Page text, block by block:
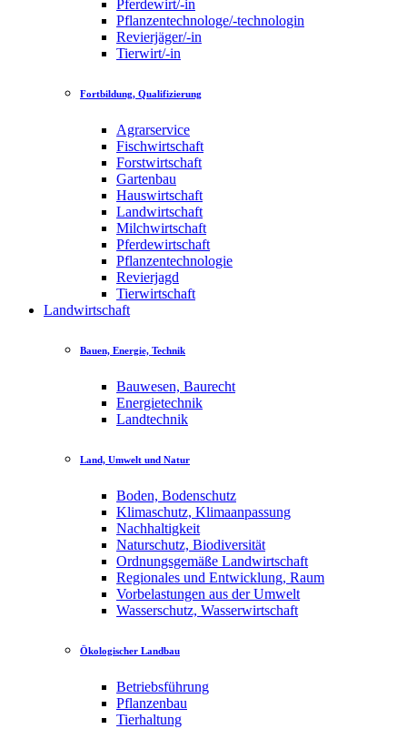
Pferdewirt/-in
Pflanzentechnologe/-technologin
Revierjäger/-in
Tierwirt/-in
Fortbildung, Qualifizierung
Agrarservice
Fischwirtschaft
Forstwirtschaft
Gartenbau
Hauswirtschaft
Landwirtschaft
Milchwirtschaft
Pferdewirtschaft
Pflanzentechnologie
Revierjagd
Tierwirtschaft
Landwirtschaft
Bauen, Energie, Technik
Bauwesen, Baurecht
Energietechnik
Landtechnik
Land, Umwelt und Natur
Boden, Bodenschutz
Klimaschutz, Klimaanpassung
Nachhaltigkeit
Naturschutz, Biodiversität
Ordnungsgemäße Landwirtschaft
Regionales und Entwicklung, Raum
Vorbelastungen aus der Umwelt
Wasserschutz, Wasserwirtschaft
Ökologischer Landbau
Betriebsführung
Pflanzenbau
Tierhaltung